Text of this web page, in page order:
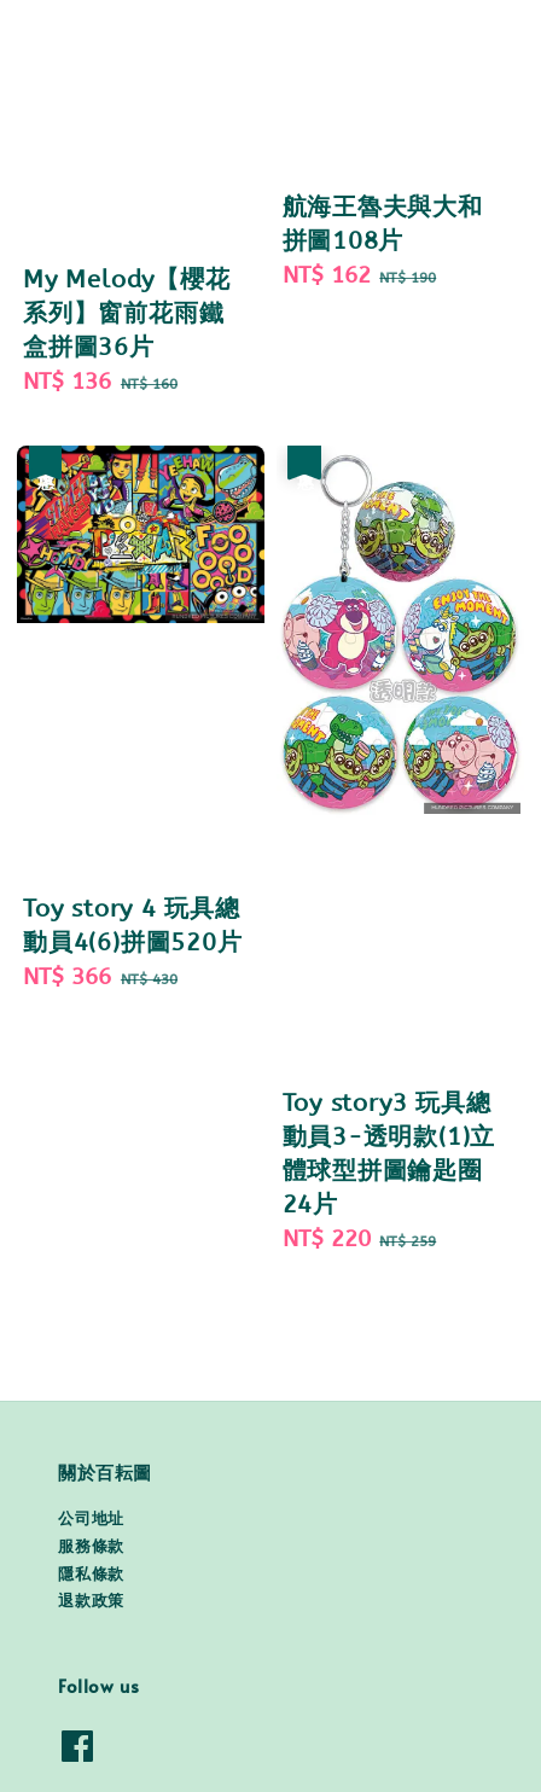
My Melody【櫻花
系列】窗前花雨鐵
盒拼圖36片
Sale
NT$ 136 Regular
NT$ 160
航海王魯夫與大和
拼圖108片
Sale
NT$ 162 Regular
NT$ 190
Toy story 4 玩具總
動員4(6)拼圖520片
Sale
NT$ 366 Regular
NT$ 430
Toy story3 玩具總
動員3-透明款(1)立
體球型拼圖鑰匙圈
24片
Sale
NT$ 220 Regular
NT$ 259
關於百耘圖
公司地址
服務條款
隱私條款
退款政策
Follow us